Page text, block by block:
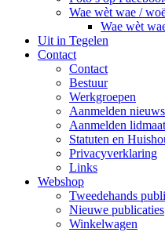
Wae wèt wae /
Wae wèt
Uit in Tegelen
Contact
Contact
Bestuur
Werkgroepen
Aanmelden
Aanmelden
Statuten en
Privacyverklaring
Links
Webshop
Tweedehands
Nieuwe publicaties
Winkelwagen